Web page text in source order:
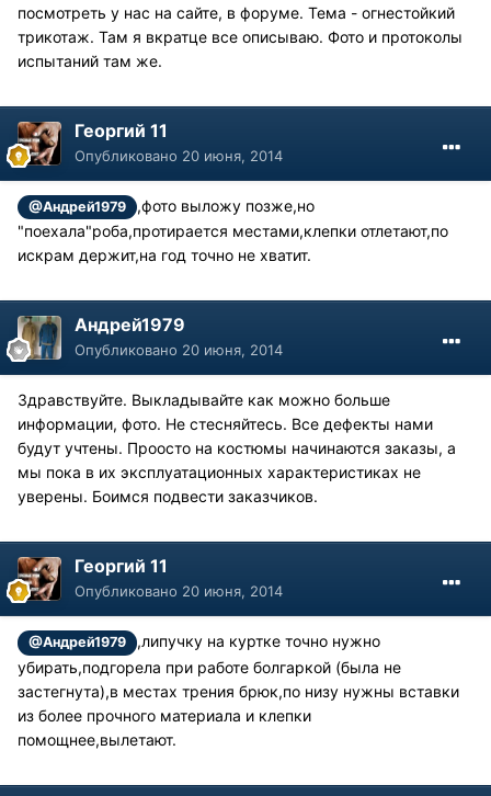
посмотреть у нас на сайте, в форуме. Тема - огнестойкий
трикотаж. Там я вкратце все описываю. Фото и протоколы
испытаний там же.
Георгий 11
Опубликовано 20 июня, 2014
@Андрей1979
,фото выложу позже,но
"поехала"роба,протирается местами,клепки отлетают,по
искрам держит,на год точно не хватит.
Андрей1979
Опубликовано 20 июня, 2014
Здравствуйте. Выкладывайте как можно больше
информации, фото. Не стесняйтесь. Все дефекты нами
будут учтены. Проосто на костюмы начинаются заказы, а
мы пока в их эксплуатационных характеристиках не
уверены. Боимся подвести заказчиков.
Георгий 11
Опубликовано 20 июня, 2014
@Андрей1979
,липучку на куртке точно нужно
убирать,подгорела при работе болгаркой (была не
застегнута),в местах трения брюк,по низу нужны вставки
из более прочного материала и клепки
помощнее,вылетают.